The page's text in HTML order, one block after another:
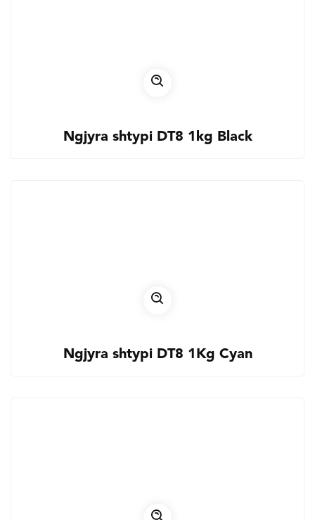
Ngjyra shtypi DT8 1kg Black
Ngjyra shtypi DT8 1Kg Cyan